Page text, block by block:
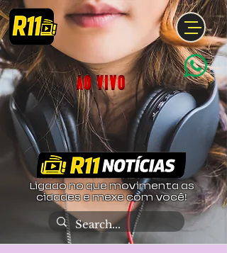
Ligado no que movimenta as
cidades e mexe com você!